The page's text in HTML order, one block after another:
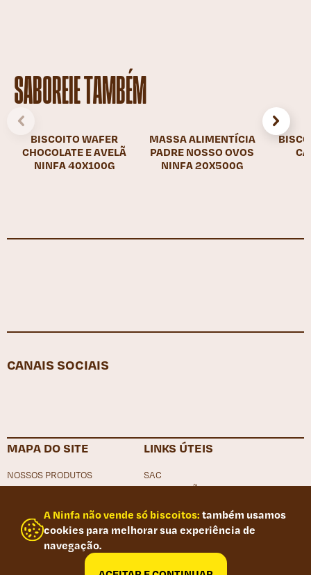
SABOREIE TAMBÉM
BISCOITO WAFER
CHOCOLATE E AVELÃ
NINFA 40X100G
MASSA ALIMENTÍCIA
PADRE NOSSO OVOS
NINFA 20X500G
CANAIS SOCIAIS
MAPA DO SITE
NOSSOS PRODUTOS
NOSSAS RECEITAS
NINFA
CONTATO
LINKS ÚTEIS
SAC
LOCALIZAÇÃO
CANAL DE DENÚNCIA
POLÍTICA DE PRIVACIDADE
RELATÓRIO DE IGUALDADE SALARIAL
A Ninfa não vende só biscoitos: também usamos
cookies para melhorar sua experiência de
navegação.